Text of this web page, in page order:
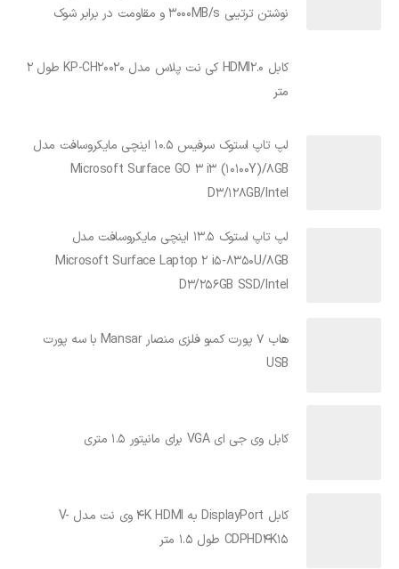
نوشتن ترتیبی 3000MB/s و مقاومت در برابر شوک
کابل HDMI2.0 کی نت پلاس مدل KP-CH20020 طول 2
متر
لپ تاپ استوک سرفیس 10.5 اینچی مایکروسافت مدل
Microsoft Surface GO 3 i3 (10100Y)/8GB
D3/128GB/Intel
لپ تاپ استوک 13.5 اینچی مایکروسافت مدل
Microsoft Surface Laptop 2 i5-8350U/8GB
D3/256GB SSD/Intel
هاب 7 پورت کمبو فلزی منصار Mansar با سه پورت
USB
کابل وی جی ای VGA برای مانیتور 1.5 متری
کابل DisplayPort به 4K HDMI وی نت مدل V-
CDPHD4K15 طول 1.5 متر